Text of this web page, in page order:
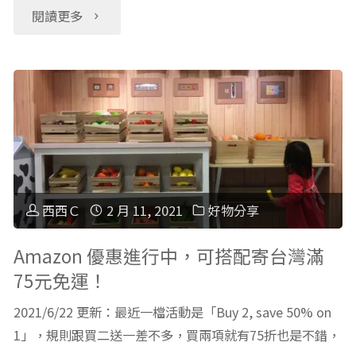
分
享"
到
歲
玩
具
品
推
薦"
閱讀更多
"【蒙
梭
利
工
作：
插
花】
台
西西Ｃ 2 月 11, 2021 好物分享
Amazon 優惠進行中，可搭配寄台灣滿
75元免運！
2021/6/22 更新：最近一檔活動是「Buy 2, save 50% on
1」，規則跟買二送一差不多，買兩項就有75折也是不錯，